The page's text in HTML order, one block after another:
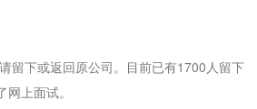
留下或返回原公司。目前已有1700人留下
上面试。